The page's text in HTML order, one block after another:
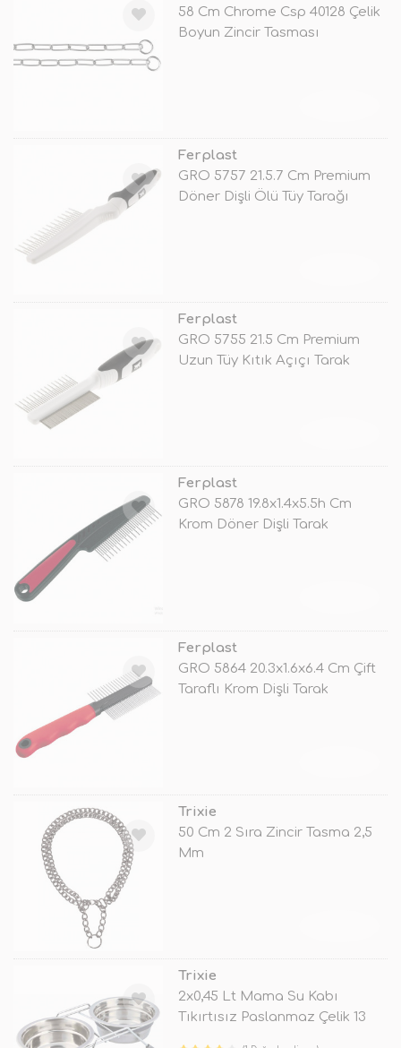
58 Cm Chrome Csp 40128 Çelik
Boyun Zincir Tasması
Ferplast
GRO 5757 21.5.7 Cm Premium
Döner Dişli Ölü Tüy Tarağı
Ferplast
GRO 5755 21.5 Cm Premium
Uzun Tüy Kıtık Açıçı Tarak
Ferplast
GRO 5878 19.8x1.4x5.5h Cm
Krom Döner Dişli Tarak
Ferplast
GRO 5864 20.3x1.6x6.4 Cm Çift
Taraflı Krom Dişli Tarak
Trixie
50 Cm 2 Sıra Zincir Tasma 2,5
Mm
Trixie
2x0,45 Lt Mama Su Kabı
Tıkırtısız Paslanmaz Çelik 13